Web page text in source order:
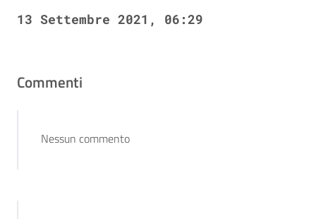
13 Settembre 2021, 06:29
Commenti
Nessun commento